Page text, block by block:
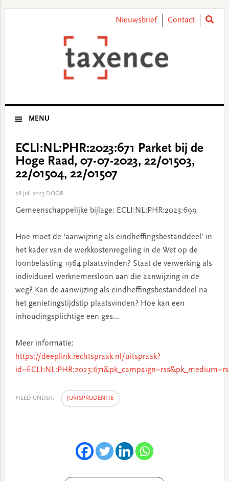
Nieuwsbrief Contact
MENU
ECLI:NL:PHR:2023:671 Parket bij de
Hoge Raad, 07-07-2023, 22/01503,
22/01504, 22/01507
28 juli 2023DOOR
Gemeenschappelijke bijlage: ECLI:NL:PHR:2023:699
Hoe moet de ‘aanwijzing als eindheffingsbestanddeel’ in
het kader van de werkkostenregeling in de Wet op de
loonbelasting 1964 plaatsvinden? Staat de verwerking als
individueel werknemersloon aan die aanwijzing in de
weg? Kan de aanwijzing als eindheffingsbestanddeel na
het genietingstijdstip plaatsvinden? Hoe kan een
inhoudingsplichtige een ges…
Meer informatie:
https://deeplink.rechtspraak.nl/uitspraak?
FILED UNDER: JURISPRUDENTIE